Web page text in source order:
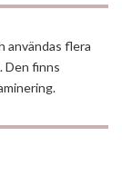
användas flera
Den finns